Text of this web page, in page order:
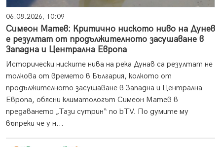
06.08.2026, 10:09
Симеон Матев: Критично ниското ниво на Дунев
е резултат от продължителното засушаване в
Западна и Централна Европа
Исторически ниските нива на река Дунав са резултат не
толкова от времето в България, колкото от
продължителното засушаване в Западна и Централна
Европа, обясни климатологът Симеон Матев в
предаването „Тази сутрин“ по bTV. По думите му
въпреки че у н...